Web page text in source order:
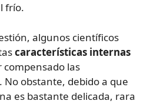
frío.
algunos científicos
características internas
las
No obstante, debido a que
es bastante delicada, rara